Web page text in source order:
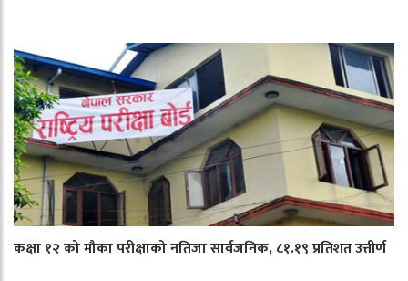
कक्षा १२ को मौका परीक्षाको नतिजा सार्वजनिक, ८१.१९ प्रतिशत उत्तीर्ण